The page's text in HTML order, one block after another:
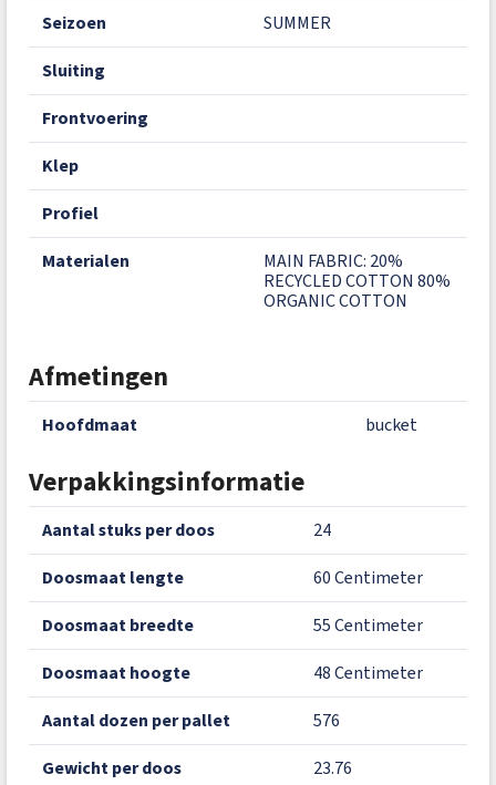
seizoen SUMMER
sluiting
frontvoering
klep
profiel
materialen
MAIN FABRIC: 20%
RECYCLED COTTON 80%
ORGANIC COTTON
Afmetingen
hoofdmaat bucket
Verpakkingsinformatie
aantal stuks per doos 24
doosmaat lengte 60 Centimeter
doosmaat breedte 55 Centimeter
doosmaat hoogte 48 Centimeter
aantal dozen per pallet 576
gewicht per doos 23.76